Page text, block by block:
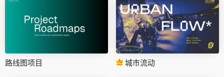
路线图项目 城市流动